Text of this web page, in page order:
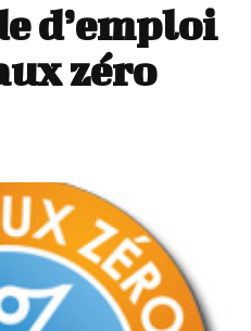
d’emploi
zéro